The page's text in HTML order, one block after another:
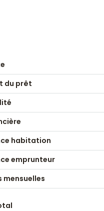
du prêt
habitation
emprunteur
mensuelles